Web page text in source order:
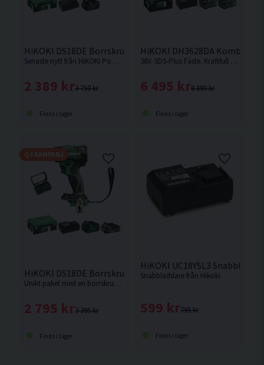
HiKOKI DS18DE Borrskruvdragare 18V (1x5,0Ah)
Senaste nytt från HiKOKI Powertools. Borrskruvdragare med kort maskinkropp och enastående balans med inbyggd säkerhetsfunktion mot "Kick back"
3 750 kr
2 389 kr
Finns i lager
HiKOKI DH3628DA
36V. SDS-Plus Fäste. Kraftfull med hög effekt och borr-/mejslingshastighet. Kampanjpris på begränsat antal. Kampanjpris på begränsat antal.
8 890 kr
6 495 kr
Finns i lager
HiKOKI DS18DE Borrskruvdragare 18V (1x5,0Ah 1x2,0Ah)
Unikt paket med en borrskruvdragare med två olika batteristorlekar, snabbladdare samt bitssats. Kort maskinkropp och enastående balans med inbyggd säkerhetsfunktion mot "Kick back" Den bästa proffsborrskruvdragaren från HiKOKI !
3 395 kr
2 795 kr
Finns i lager
Q3 KAMPANJ
HiKOKI UC18YSL3
Snabbladdare från Hikoki.
795 kr
599 kr
Finns i lager